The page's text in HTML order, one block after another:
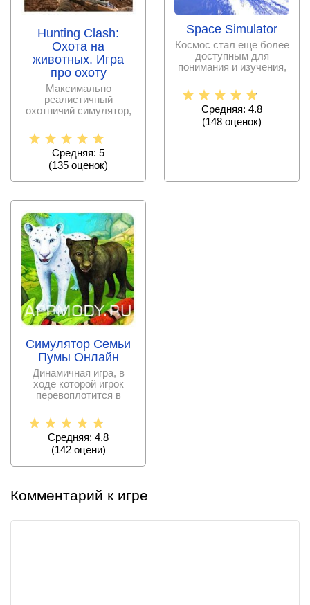
Hunting Clash:
Охота на
животных. Игра
про охоту
Максимально
реалистичный
охотничий симулятор,
отправиться в леса
Средняя: 5
(135 оценок)
Space Simulator
Космос стал еще более
доступным для
понимания и изучения,
Средняя: 4.8
(148 оценок)
Симулятор Семьи
Пумы Онлайн
Динамичная игра, в
ходе которой игрок
перевоплотится в
опасных
Средняя: 4.8
(142оцени)
Комментарий к игре